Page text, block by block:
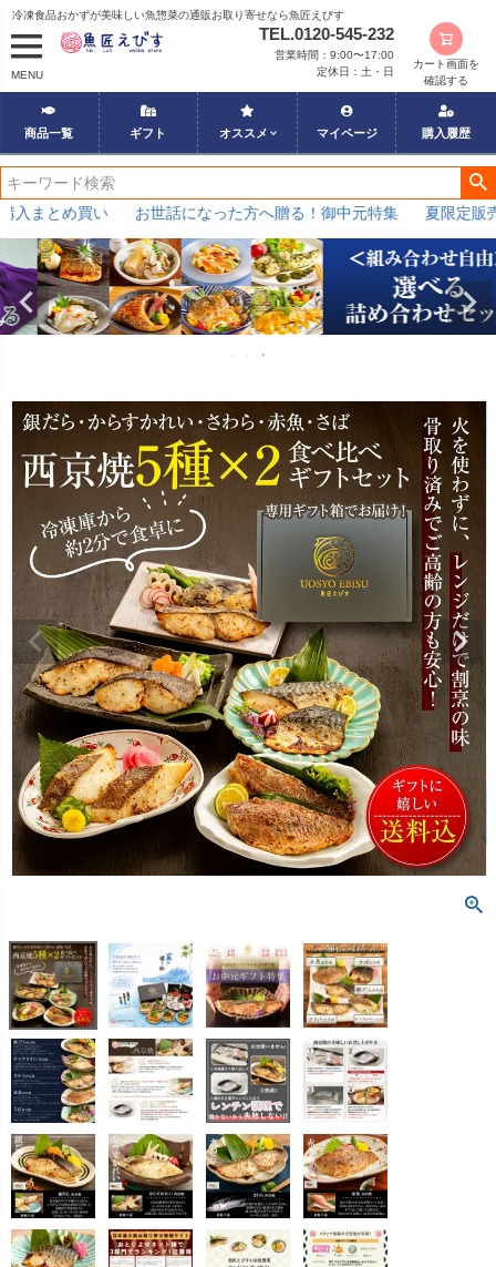
冷凍食品おかずが美味しい魚惣菜の通販お取り寄せなら魚匠えびす
MENU
TEL.0120-545-232
営業時間：9:00〜17:00
定休日：土・日
カート画面を
確認する
商品一覧 ギフト オススメ マイページ 購入履歴
買い お世話になった方へ贈る！御中元特集 夏限定販売の特別